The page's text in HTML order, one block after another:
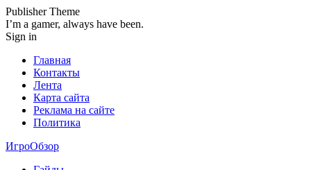
Publisher Theme
I’m a gamer, always have been.
Sign in
Главная
Контакты
Лента
Карта сайта
Реклама на сайте
Политика
ИгроОбзор